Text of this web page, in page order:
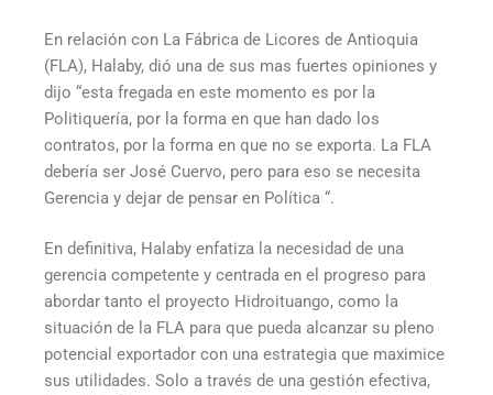
En relación con La Fábrica de Licores de Antioquia
(FLA), Halaby, dió una de sus mas fuertes opiniones y
dijo “esta fregada en este momento es por la
Politiquería, por la forma en que han dado los
contratos, por la forma en que no se exporta. La FLA
debería ser José Cuervo, pero para eso se necesita
Gerencia y dejar de pensar en Política “.
En definitiva, Halaby enfatiza la necesidad de una
gerencia competente y centrada en el progreso para
abordar tanto el proyecto Hidroituango, como la
situación de la FLA para que pueda alcanzar su pleno
potencial exportador con una estrategia que maximice
sus utilidades. Solo a través de una gestión efectiva,